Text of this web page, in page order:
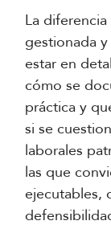
La
gestionada
estar en
cómo se
práctica y
si se
laborales
las que
ejecutables,